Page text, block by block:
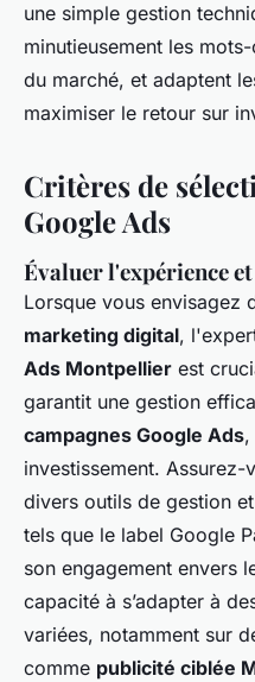
une simple gestion
minutieusement les
du marché, et adaptent
maximiser le retour sur
Critères de
Google Ads
Évaluer l'expérience
Lorsque vous envisagez
marketing digital,
Ads Montpellier est
garantit une gestion
campagnes Google Ads,
investissement.
divers outils de gestion
tels que le label Google
son engagement envers
capacité à s’adapter à
variées, notamment sur
comme publicité ciblée